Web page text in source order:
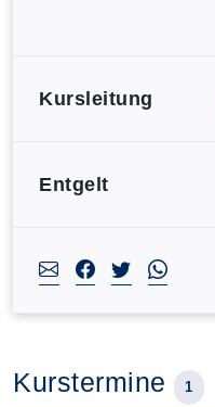
Kursleitung
Entgelt
Kurstermine 1